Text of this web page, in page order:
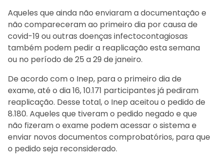
Aqueles que ainda não enviaram a documentação e
não compareceram ao primeiro dia por causa de
covid-19 ou outras doenças infectocontagiosas
também podem pedir a reaplicação esta semana
ou no período de 25 a 29 de janeiro.
De acordo com o Inep, para o primeiro dia de
exame, até o dia 16, 10.171 participantes já pediram
reaplicação. Desse total, o Inep aceitou o pedido de
8.180. Aqueles que tiveram o pedido negado e que
não fizeram o exame podem acessar o sistema e
enviar novos documentos comprobatórios, para que
o pedido seja reconsiderado.